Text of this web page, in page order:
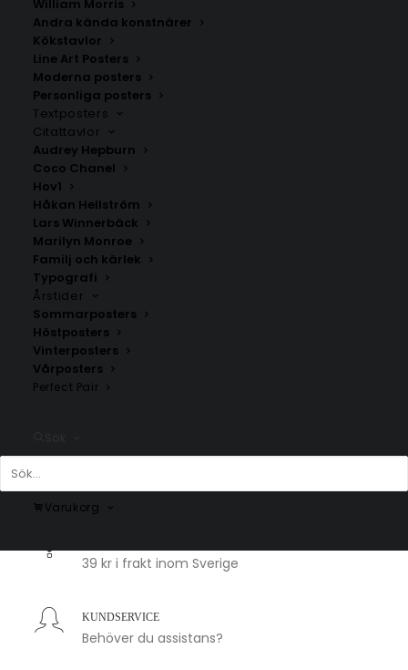
William Morris
Andra kända konstnärer
Kökstavlor
Line Art Posters
Moderna posters
Personliga posters
Textposters
Citattavlor
Audrey Hepburn
Coco Chanel
Hov1
Håkan Hellström
Lars Winnerbäck
Marilyn Monroe
Familj och kärlek
Typografi
Årstider
Sommarposters
Höstposters
Vinterposters
Vårposters
Perfect Pair
Varukorg
Margarita Cocktail Poster
Fr. 99.00
Coffee Moment Poster
Fr.99.00
1-2 arbetsdagar
39 kr i frakt inom Sverige
KUNDSERVICE
Behöver du assistans?